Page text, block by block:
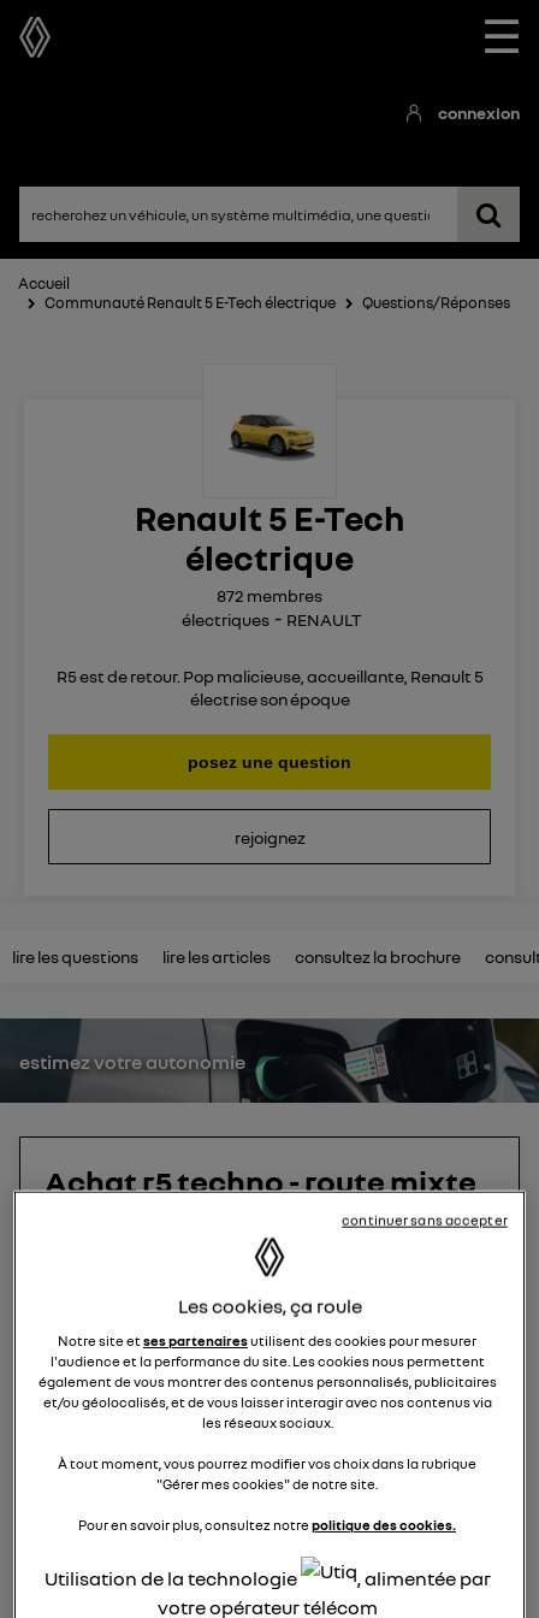
☰
connexion
Accueil
Communauté Renault 5 E-Tech électrique
Questions/Réponses
Renault 5 E-Tech
électrique
électriques RENAULT
872 membres
R5 est de retour. Pop malicieuse, accueillante, Renault 5
électrise son époque
posez une question
rejoignez
lire les questions lire les articles consultez la brochure
estimez votre autonomie
Achat r5 techno - route mixte
Je suis sur le point de faire l'acquisition d'une R5
techno mais je m'interroge concernant son
autonomie. Je fais quotidiennement environ 100
campagne, ville et principalement autoroute),
mais je m'interroge sur son autonomie. Pourriez-
vous me dire pour ceux qui ont vécu l'expérience
notamment petite batterie si le 40 kwh ou le 52
kWh que propose Renault peut convenir. Merci
Les cookies, ça roule
Notre site etses partenairesutilisent des cookies pour mesurer
l'audience et la performance du site. Les cookies nous permettent
également de vous montrer des contenus personnalisés, publicitaires
et/ou géolocalisés, et de vous laisser interagir avec nos contenus via
les réseaux sociaux.
À tout moment, vous pourrez modifier vos choix dans la rubrique
"Gérer mes cookies" de notre site.
Pour en savoir plus, consultez notrepolitique des cookies.
Utilisation de la technologie
, alimentée par
votre opérateur télécom
continuer sans accepter